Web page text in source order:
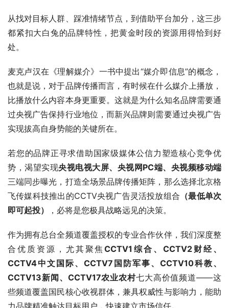
从找对目标人群、踩准情绪节点，到借助平台加分，这三步
都紧扣大白兔的品牌特性，把黄金时段的资源用得恰到好
处。​
麦克卢汉在《理解媒介》一书中提出“媒介即信息”的概念，
也就是说，对于品牌传播而言，有时候在什么媒介上播放，
比播放什么内容本身更重要。这就是为什么知名品牌需要通
过央视广告保持行业地位，而新兴品牌则需要通过央视广告
实现拔高自身势能的关键所在。
若您的品牌正寻求借助国家级媒体公信力塑造核心竞争优
势，渴望实现央视电视大屏、央视网PC端、央视频移动端
三端同步曝光，打造全场景品牌传播矩阵，那么选择北京格
飞传媒科技推出的CCTV央视广告灵活投放组合 （最低单次
即可起投）
，必将是您极具战略远见的决策。​
作为拥有总台全频道覆盖授权的专业合作伙伴，我们深度整
合优质资源，尤其聚焦CCTV1综合、CCTV2财经、
CCTV4中文国际、CCTV7国防军事、CCTV10科教、
CCTV13新闻、CCTV17农业农村七大高价值频道——这
些频道覆盖国民核心收视群体，兼具权威性与影响力，能助